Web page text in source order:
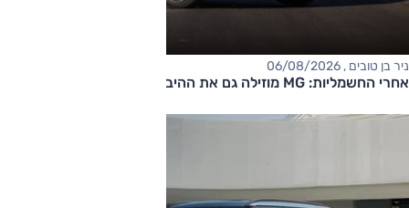
ניר בן טובים , 06/08/2026
אחרי החשמליות: MG מוזילה גם את ההיברידיות